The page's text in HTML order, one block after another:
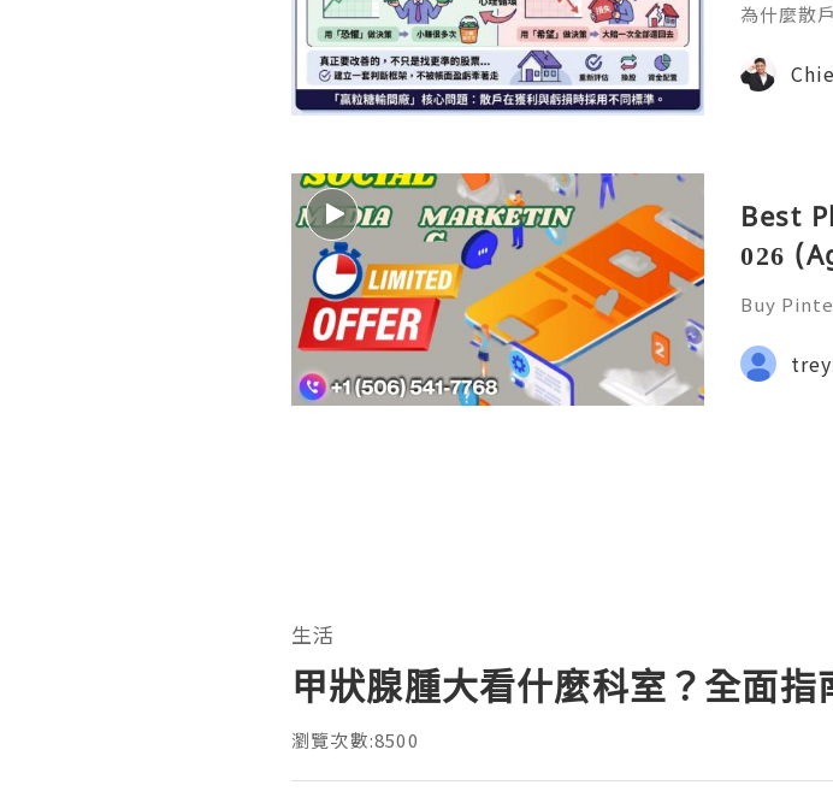
為什麼散
建立更客
Best
026
Buy
生活
甲狀腺腫大看什麼科室？全面指
瀏覽次數:8500